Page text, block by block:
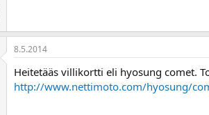
8.5.2014
Heitetääs villikortti eli hyosung comet.
http://www.nettimoto.com/hyosung/